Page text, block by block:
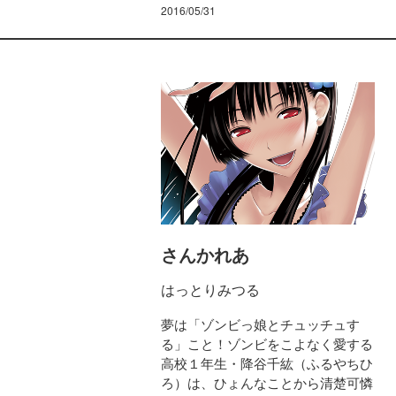
2016/05/31
さんかれあ
はっとりみつる
夢は「ゾンビっ娘とチュッチュす
る」こと！ゾンビをこよなく愛する
高校１年生・降谷千紘（ふるやちひ
ろ）は、ひょんなことから清楚可憐